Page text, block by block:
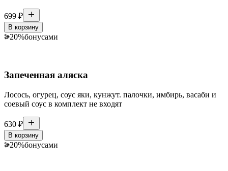
699 ₽
В корзину
20%бонусами
Запеченная аляска
Лосось, огурец, соус яки, кунжут. палочки, имбирь, васаби и
соевый соус в комплект не входят
630 ₽
В корзину
20%бонусами